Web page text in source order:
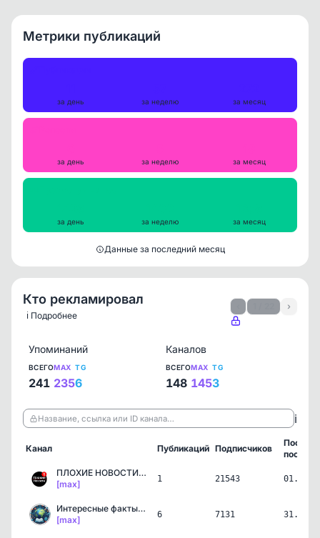
Метрики публикаций
за день за неделю за месяц
за день за неделю за месяц
за день за неделю за месяц
Данные за последний месяц
Кто рекламировал
ℹ️ Подробнее
›
Упоминаний
ВСЕГО
241
MAX
235
TG
6
Каналов
ВСЕГО
148
MAX
145
TG
3
Название, ссылка или ID канала… ℹ️
Канал Публикаций Подписчиков
пост
ПЛОХИЕ НОВОСТИ 112
[max]
1 21543
Интересные факты. Удивит…
[max]
6 7131